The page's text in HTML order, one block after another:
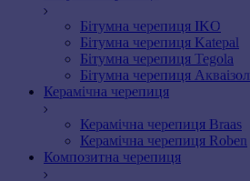
Бітумна черепиця IKO
Бітумна черепиця Katepal
Бітумна черепиця Tegola
Бітумна черепиця Акваізол
Керамічна черепиця
Керамічна черепиця Braas
Керамічна черепиця Roben
Композитна черепиця